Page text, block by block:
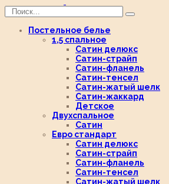
Постельное белье
1,5 спальное
Сатин делюкс
Сатин-страйп
Сатин-фланель
Сатин-тенсел
Сатин-жатый шелк
Сатин-жаккард
Детское
Двухспальное
Сатин
Евро стандарт
Сатин делюкс
Сатин-страйп
Сатин-фланель
Сатин-тенсел
Сатин-жатый шелк